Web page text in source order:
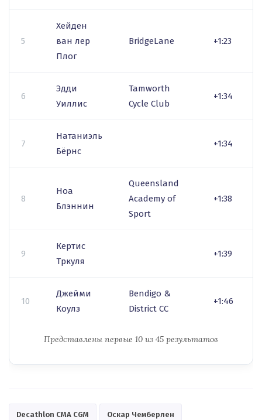
5
Хейден
ван лер
Плог
BridgeLane +1:23
6
Эдди
Уиллис
Tamworth
Cycle Club
+1:34
7
Натаниэль
Бёрнс
+1:34
8
Ноа
Блэннин
Queensland
Academy of
Sport
+1:38
9
Кертис
Тркуля
+1:39
10
Джейми
Коулз
Bendigo &
District CC
+1:46
Представлены первые 10 из 45 результатов
Decathlon CMA CGM Оскар Чемберлен